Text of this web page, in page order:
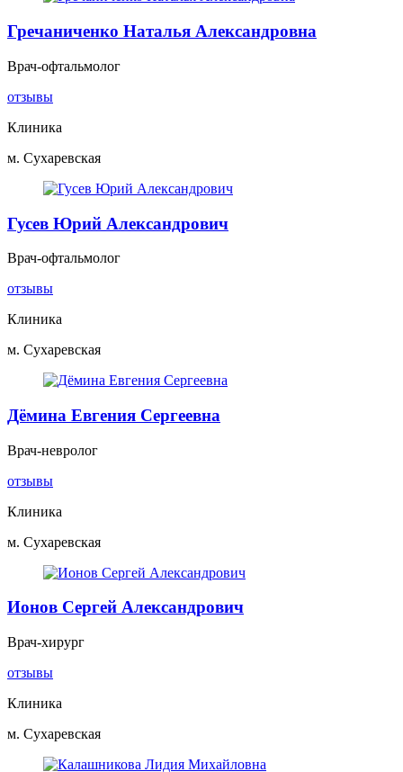
Гречаниченко Наталья Александровна
Врач-офтальмолог
отзывы
Клиника
м. Сухаревская
Гусев Юрий Александрович
Врач-офтальмолог
отзывы
Клиника
м. Сухаревская
Дёмина Евгения Сергеевна
Врач-невролог
отзывы
Клиника
м. Сухаревская
Ионов Сергей Александрович
Врач-хирург
отзывы
Клиника
м. Сухаревская